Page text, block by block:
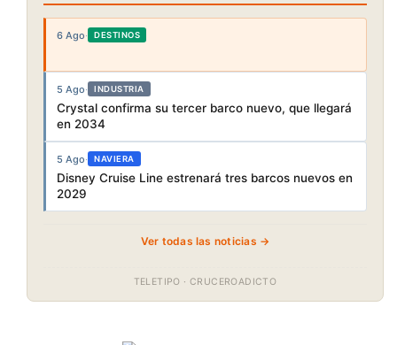
6 Ago· DESTINOS
5 Ago· INDUSTRIA
Crystal confirma su tercer barco nuevo, que llegará
en 2034
5 Ago· NAVIERA
Disney Cruise Line estrenará tres barcos nuevos en
2029
Ver todas las noticias →
TELETIPO · CRUCEROADICTO